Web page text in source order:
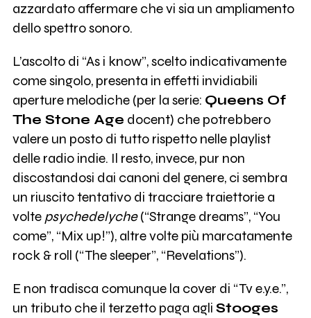
azzardato affermare che vi sia un ampliamento
dello spettro sonoro.
L’ascolto di “As i know”, scelto indicativamente
come singolo, presenta in effetti invidiabili
aperture melodiche (per la serie: Queens Of
The Stone Age docent) che potrebbero
valere un posto di tutto rispetto nelle playlist
delle radio indie. Il resto, invece, pur non
discostandosi dai canoni del genere, ci sembra
un riuscito tentativo di tracciare traiettorie a
volte psychedelyche(“Strange dreams”, “You
come”, “Mix up!”), altre volte più marcatamente
rock & roll (“The sleeper”, “Revelations”).
E non tradisca comunque la cover di “Tv e.y.e.”,
un tributo che il terzetto paga agli Stooges